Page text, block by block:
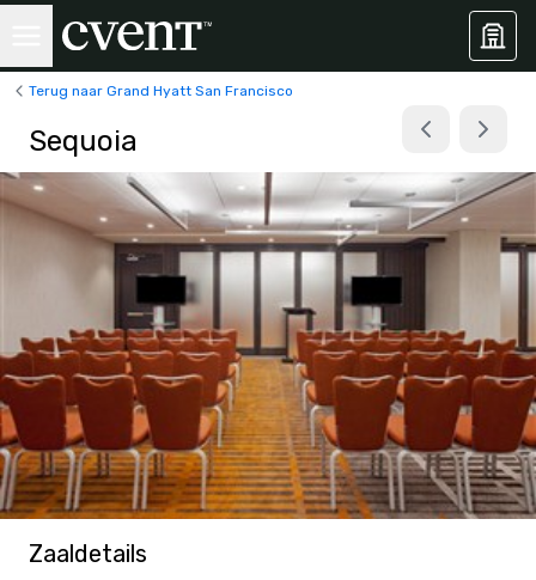
Terug naar Grand Hyatt San Francisco
Sequoia
Zaaldetails